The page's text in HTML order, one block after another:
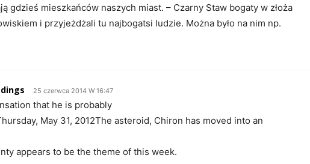
gdzieś mieszkańców naszych miast. – Czarny Staw bogaty w złoża
i przyjeżdżali tu najbogatsi ludzie. Można było na nim np.
25 czerwca 2014 W 16:47
that he is probably
May 31, 2012The asteroid, Chiron has moved into an
appears to be the theme of this week.